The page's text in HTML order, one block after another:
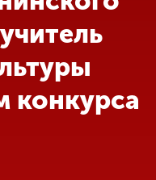
конкурса